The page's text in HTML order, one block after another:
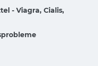
- Viagra, Cialis,